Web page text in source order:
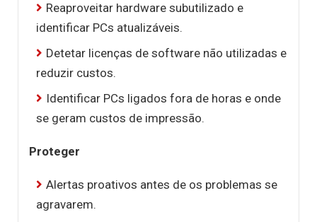
Reaproveitar hardware subutilizado e
identificar PCs atualizáveis.
Detetar licenças de software não utilizadas e
reduzir custos.
Identificar PCs ligados fora de horas e onde
se geram custos de impressão.
Proteger
Alertas proativos antes de os problemas se
agravarem.